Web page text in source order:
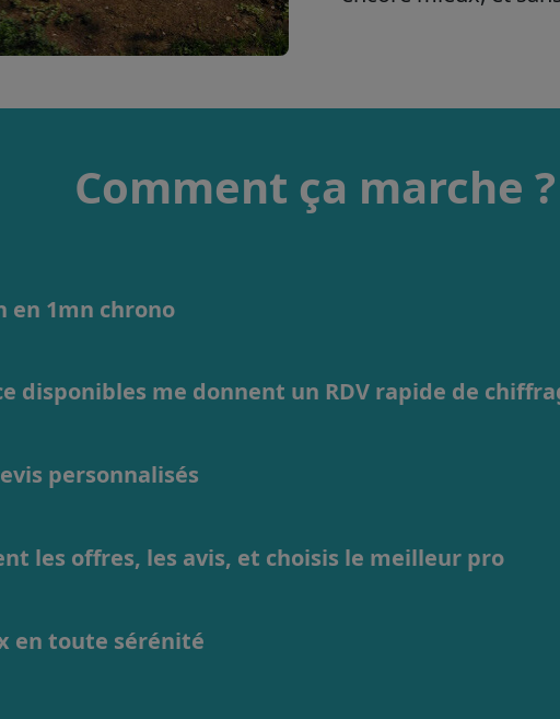
Comment ça marche ?
en 1mn chrono
disponibles me donnent un RDV rapide de
personnalisés
les offres, les avis, et choisis le meilleur pro
en toute sérénité